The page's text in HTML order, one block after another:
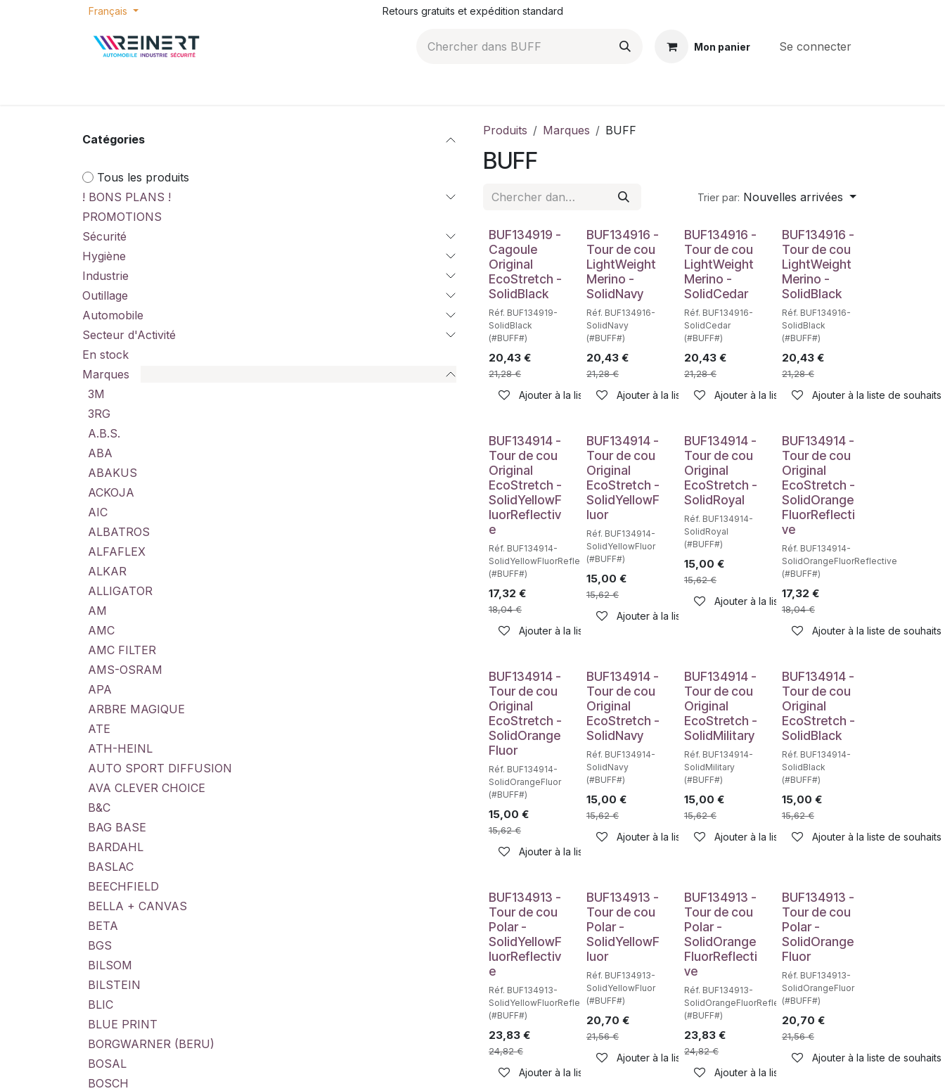
Se rendre au contenu
Français Retours gratuits et expédition standard
Mon panier Se connecter
Catégories
Tous les produits
! BONS PLANS !
PROMOTIONS
Sécurité
Hygiène
Industrie
Outillage
Automobile
Secteur d'Activité
En stock
Marques
3M
3RG
A.B.S.
ABA
ABAKUS
ACKOJA
AIC
ALBATROS
ALFAFLEX
ALKAR
ALLIGATOR
AM
AMC
AMC FILTER
AMS-OSRAM
APA
ARBRE MAGIQUE
ATE
ATH-HEINL
AUTO SPORT DIFFUSION
AVA CLEVER CHOICE
B&C
BAG BASE
BARDAHL
BASLAC
BEECHFIELD
BELLA + CANVAS
BETA
BGS
BILSOM
BILSTEIN
BLIC
BLUE PRINT
BORGWARNER (BERU)
BOSAL
BOSCH
Produits Marques BUFF
BUFF
Trier par: Nouvelles arrivées
BUF134919 -
Cagoule
Original
EcoStretch -
SolidBlack
Réf. BUF134919-
SolidBlack
(#BUFF#)
20,43 €
21,28€
Ajouter à la liste de souhaits
BUF134916 -
Tour de cou
LightWeight
Merino -
SolidNavy
Réf. BUF134916-
SolidNavy
(#BUFF#)
20,43€
21,28€
Ajouter à la liste de souhaits
BUF134916 -
Tour de cou
LightWeight
Merino -
SolidCedar
Réf. BUF134916-
SolidCedar
(#BUFF#)
20,43€
21,28€
Ajouter à la liste de souhaits
BUF134916 -
Tour de cou
LightWeight
Merino -
SolidBlack
Réf. BUF134916-
SolidBlack
(#BUFF#)
20,43€
21,28€
Ajouter à la liste de souhaits
BUF134914 -
Tour de cou
Original
EcoStretch -
SolidYellowF
luorReflectiv
e
Réf. BUF134914-
SolidYellowFluorReflective
(#BUFF#)
17,32 €
18,04€
Ajouter à la liste de souhaits
BUF134914 -
Tour de cou
Original
EcoStretch -
SolidYellowF
luor
Réf. BUF134914-
SolidYellowFluor
(#BUFF#)
15,00 €
15,62€
Ajouter à la liste de souhaits
BUF134914 -
Tour de cou
Original
EcoStretch -
SolidRoyal
Réf. BUF134914-
SolidRoyal
(#BUFF#)
15,00 €
15,62€
Ajouter à la liste de souhaits
BUF134914 -
Tour de cou
Original
EcoStretch -
SolidOrange
FluorReflecti
ve
Réf. BUF134914-
SolidOrangeFluorReflective
(#BUFF#)
17,32 €
18,04€
Ajouter à la liste de souhaits
BUF134914 -
Tour de cou
Original
EcoStretch -
SolidOrange
Fluor
Réf. BUF134914-
SolidOrangeFluor
(#BUFF#)
15,00 €
15,62€
Ajouter à la liste de souhaits
BUF134914 -
Tour de cou
Original
EcoStretch -
SolidNavy
Réf. BUF134914-
SolidNavy
(#BUFF#)
15,00 €
15,62€
Ajouter à la liste de souhaits
BUF134914 -
Tour de cou
Original
EcoStretch -
SolidMilitary
Réf. BUF134914-
SolidMilitary
(#BUFF#)
15,00 €
15,62€
Ajouter à la liste de souhaits
BUF134914 -
Tour de cou
Original
EcoStretch -
SolidBlack
Réf. BUF134914-
SolidBlack
(#BUFF#)
15,00 €
15,62€
Ajouter à la liste de souhaits
BUF134913 -
Tour de cou
Polar -
SolidYellowF
luorReflectiv
e
Réf. BUF134913-
SolidYellowFluorReflective
(#BUFF#)
23,83 €
24,82€
Ajouter à la liste de souhaits
BUF134913 -
Tour de cou
Polar -
SolidYellowF
luor
Réf. BUF134913-
SolidYellowFluor
(#BUFF#)
20,70 €
21,56€
Ajouter à la liste de souhaits
BUF134913 -
Tour de cou
Polar -
SolidOrange
FluorReflecti
ve
Réf. BUF134913-
SolidOrangeFluorReflective
(#BUFF#)
23,83€
24,82€
Ajouter à la liste de souhaits
BUF134913 -
Tour de cou
Polar -
SolidOrange
Fluor
Réf. BUF134913-
SolidOrangeFluor
(#BUFF#)
20,70 €
21,56€
Ajouter à la liste de souhaits